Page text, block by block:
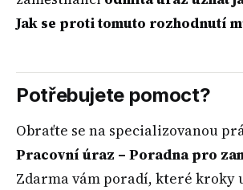
Jak se proti tomuto rozhodnutí
Potřebujete pomoct?
Obraťte se na specializovanou
Pracovní úraz – Poradna pro
Zdarma vám poradí, které kroky